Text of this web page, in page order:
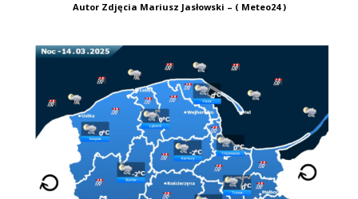
Autor Zdjęcia Mariusz Jasłowski – ( Meteo24 )